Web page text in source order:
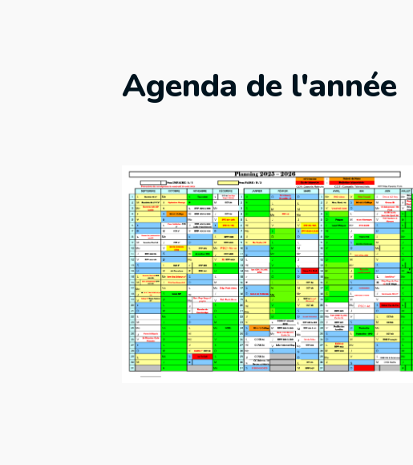
Agenda de l'année